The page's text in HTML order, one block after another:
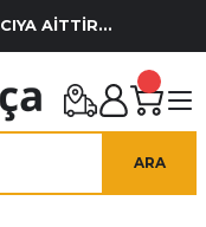
AİTTİR...
ARA